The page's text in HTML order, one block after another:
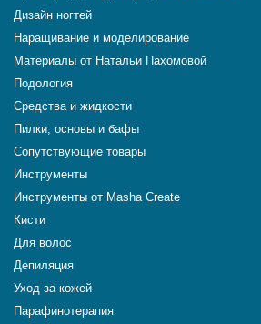
Дизайн ногтей
Наращивание и моделирование
Материалы от Натальи Пахомовой
Подология
Средства и жидкости
Пилки, основы и бафы
Сопутствующие товары
Инструменты
Инструменты от Masha Create
Кисти
Для волос
Депиляция
Уход за кожей
Парафинотерапия